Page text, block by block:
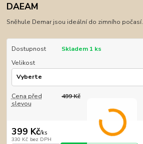
DAEAM
Sněhule Demar jsou ideální do zimního počasí.
Dostupnost
Skladem 1 ks
Velikost
Cena před
slevou
499 Kč
399 Kč/ks
330 Kč bez DPH